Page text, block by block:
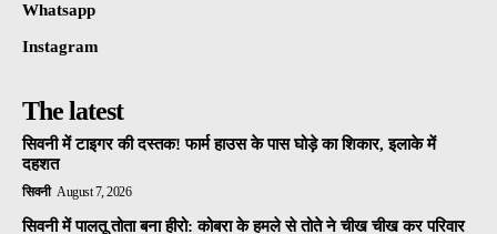
Whatsapp
Instagram
The latest
सिवनी में टाइगर की दस्तक! फार्म हाउस के पास घोड़े का शिकार, इलाके में
दहशत
सिवनी August 7, 2026
सिवनी में पालतू तोता बना हीरो: कोबरा के हमले से तोते ने चीख चीख कर परिवार